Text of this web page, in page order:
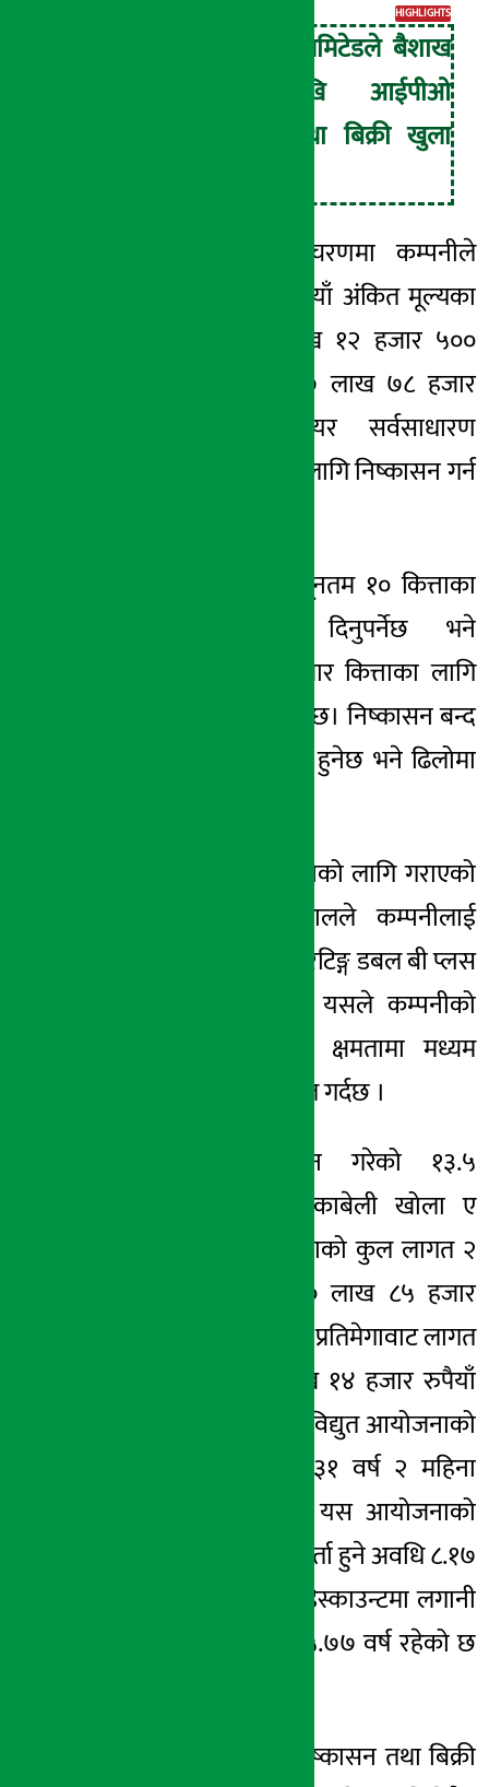
HIGHLIGHTS
स्नो रिभर्स लिमिटेडले बैशाख
२९ गतेदेखि आईपीओ
निष्कासन तथा बिक्री खुला
अब भने दोस्रो चरणमा कम्पनीले
प्रतिकित्ता १०० रुपैयाँ अंकितमूल्यका
७ करोड ७८ लाख १२ हजार ५००
७ लाख ७८ हजार
१२५ कित्ता शेयर सर्वसाधारण
लागिनिष्कासनगर्न
सो आईपीओमा न्यूनतम १० कित्ताका
लागि आवेदन दिनुपर्नेछ भने
अधिकतममा १ हजार कित्ताका लागि
आवेदन दिन सकिनेछ।निष्कासनबन्द
छिटोमा जेठ १ गते हुनेछ भने ढिलोमा
निष्कासनकोलागि गराएको
इक्रा नेपालले कम्पनीलाई
रेटिङ्गडबल बी प्लस
प्रदान गरेको छ । यसले कम्पनीको
दायित्व बहन गर्ने क्षमतामा मध्यम
संकेतगर्दछ ।
कम्पनीले सञ्चालन गरेको १३.५
मेगावाटको सुपर काबेली खोला ए
जलविद्युत आयोजनाको कुल लागत २
अर्ब ७१ करोड ९० लाख ८५ हजार
रुपैयाँ रहेको छ भने प्रतिमेगावाट लागत
२० करोड १४ लाख १४ हजार रुपैयाँ
रहेको छ । सो जलविद्युत आयोजनाको
विद्युत अनुमतिपत्र ३१ वर्ष २ महिना
बाँकी रहेको छ । यस आयोजनाको
साधारण लगानी फिर्ता हुने अवधि८.१७
डिस्काउन्टमालगानी
१५.७७वर्ष रहेको छ
निष्कासनतथा बिक्री